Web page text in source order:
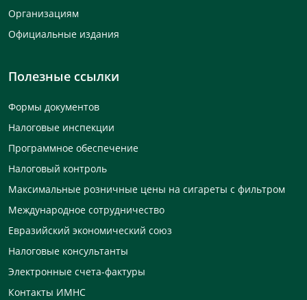
Организациям
Официальные издания
Полезные ссылки
Формы документов
Налоговые инспекции
Программное обеспечение
Налоговый контроль
Максимальные розничные цены на сигареты с фильтром
Международное сотрудничество
Евразийский экономический союз
Налоговые консультанты
Электронные счета-фактуры
Контакты ИМНС